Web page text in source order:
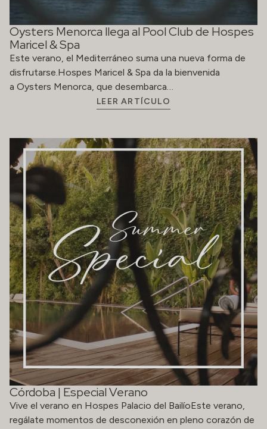
Oysters Menorca llega al Pool Club de Hospes
Maricel & Spa
Este verano, el Mediterráneo suma una nueva forma de
disfrutarse.Hospes Maricel & Spa da la bienvenida
a Oysters Menorca, que desembarca…
LEER ARTÍCULO
Córdoba | Especial Verano
Vive el verano en Hospes Palacio del BailíoEste verano,
regálate momentos de desconexión en pleno corazón de